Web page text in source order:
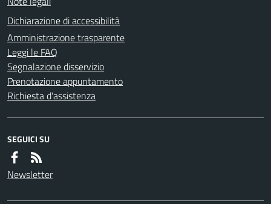
Dichiarazione di accessibilità
Amministrazione trasparente
Leggi le FAQ
Segnalazione disservizio
Prenotazione appuntamento
Richiesta d'assistenza
SEGUICI SU
Newsletter